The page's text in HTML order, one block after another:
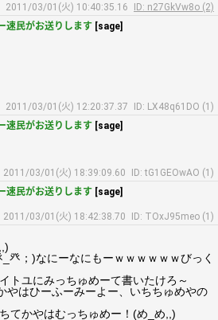
2011/03/01(火) 10:40:35.16
ID: n27GkVw8o (2)
速民がお送りします [sage]
2011/03/01(火) 12:20:37.37
ID: LX48q61DO (1)
速民がお送りします [sage]
2011/03/01(火) 18:39:09.60
ID: tG1GEOwAO (1)
速民がお送りします [sage]
2011/03/01(火) 18:42:38.70
ID: TOxJ95meo (1)
癶；)なにーなにもーｗｗｗｗｗｗびっく
トユにみっちゅめーて書いたけろ～
やはひーふーみーよー、いちちゅめやの
てかやはむっちゅめー！(め_め,,)